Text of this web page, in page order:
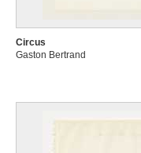
Circus
Gaston Bertrand